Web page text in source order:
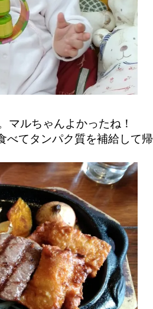
マルちゃんよかったね！
べてタンパク質を補給して